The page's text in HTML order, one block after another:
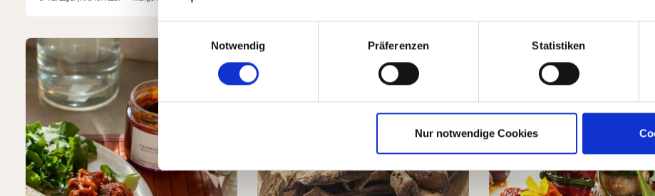
Notwendig
Präferenzen Statistiken
Nur notwendige Cookies